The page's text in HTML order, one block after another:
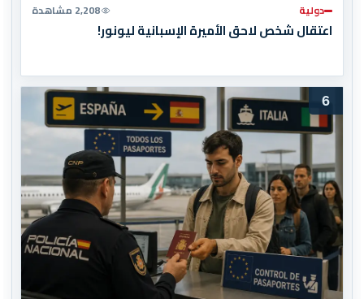
دولية 2,208 مشاهدة
اعتقال شخص لاحق الأميرة الإسبانية ليونور!
6